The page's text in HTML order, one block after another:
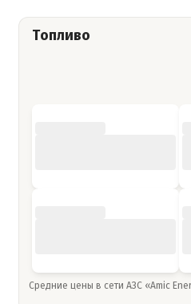
Топливо
Средние цены в сети АЗС «Amic